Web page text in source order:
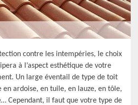
contre les intempéries, le choix
à l’aspect esthétique de votre
Un large éventail de type de toit
en ardoise, en tuile, en lauze, en tôle,
Cependant, il faut que votre type de